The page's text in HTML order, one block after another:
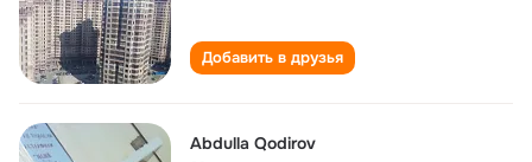
Добавить в друзья
Abdulla Qodirov